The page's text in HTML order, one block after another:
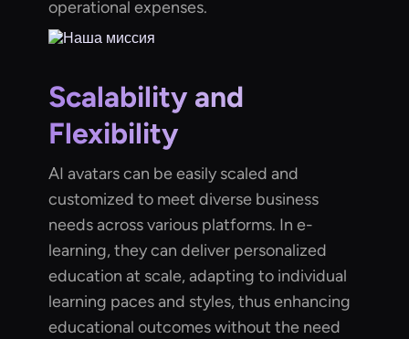
operational expenses.
Scalability and
Flexibility
AI avatars can be easily scaled and
customized to meet diverse business
needs across various platforms. In e-
learning, they can deliver personalized
education at scale, adapting to individual
learning paces and styles, thus enhancing
educational outcomes without the need